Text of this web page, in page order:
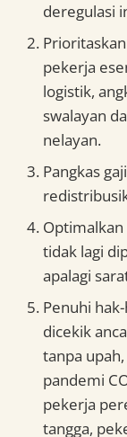
deregulasi
pekerja
logistik,
swalayan
nelayan.
Pangkas
Optimalkan
tidak lagi
apalagi
Penuhi
dicekik
tanpa
pandemi
pekerja
tangga,